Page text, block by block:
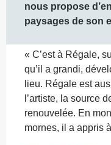
nous propose
paysages de son
« C’est à Régale,
qu’il a grandi,
lieu. Régale est
l’artiste, la source
renouvelée. En
mornes, il a appris